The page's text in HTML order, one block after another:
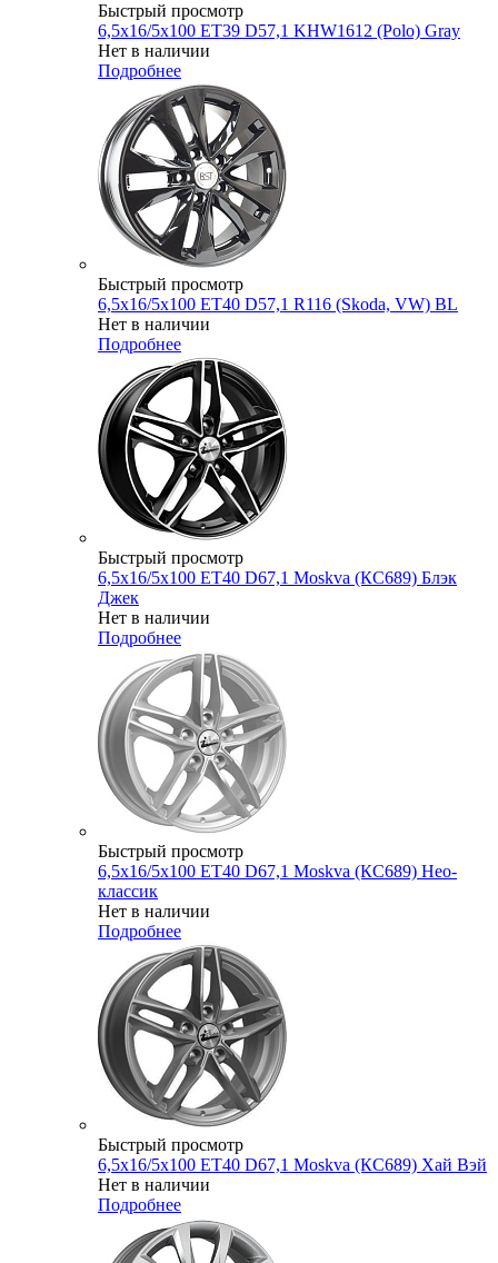
Быстрый просмотр
6,5x16/5x100 ET39 D57,1 KHW1612 (Polo) Gray
Нет в наличии
Подробнее
Быстрый просмотр
6,5x16/5x100 ET40 D57,1 R116 (Skoda, VW) BL
Нет в наличии
Подробнее
Быстрый просмотр
6,5x16/5x100 ET40 D67,1 Moskva (КС689) Блэк
Джек
Нет в наличии
Подробнее
Быстрый просмотр
6,5x16/5x100 ET40 D67,1 Moskva (КС689) Нео-
классик
Нет в наличии
Подробнее
Быстрый просмотр
6,5x16/5x100 ET40 D67,1 Moskva (КС689) Хай Вэй
Нет в наличии
Подробнее